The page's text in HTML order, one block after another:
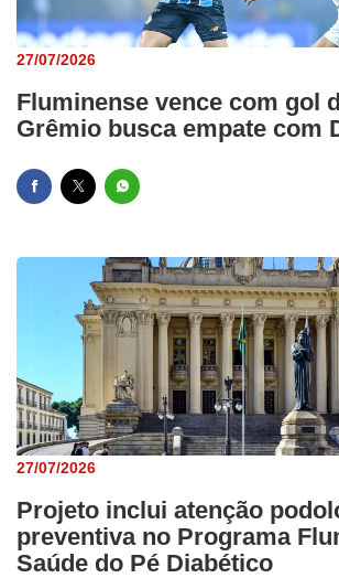
27/07/2026
Fluminense vence com gol
Grêmio busca empate com
27/07/2026
Projeto inclui atenção
preventiva no Programa
Saúde do Pé Diabético